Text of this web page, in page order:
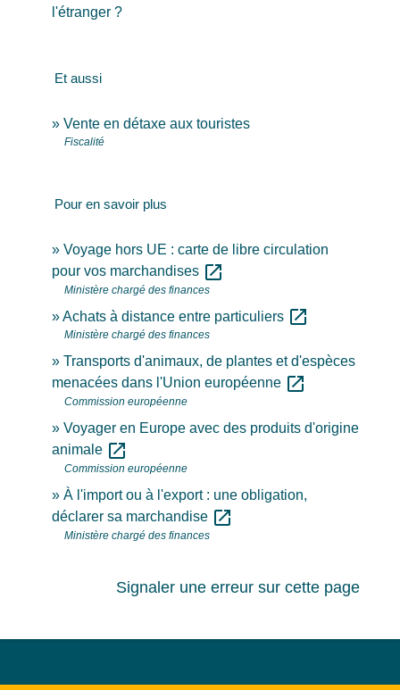
l'étranger ?
Et aussi
Vente en détaxe aux touristes
Fiscalité
Pour en savoir plus
Voyage hors UE : carte de libre circulation
pour vos marchandises open_in_new
Ministère chargé des finances
Achats à distance entre particuliers open_in_new
Ministère chargé des finances
Transports d'animaux, de plantes et d'espèces
menacées dans l'Union européenne open_in_new
Commission européenne
Voyager en Europe avec des produits d'origine
animale open_in_new
Commission européenne
À l'import ou à l'export : une obligation,
déclarer sa marchandise open_in_new
Ministère chargé des finances
Signaler une erreur sur cette page